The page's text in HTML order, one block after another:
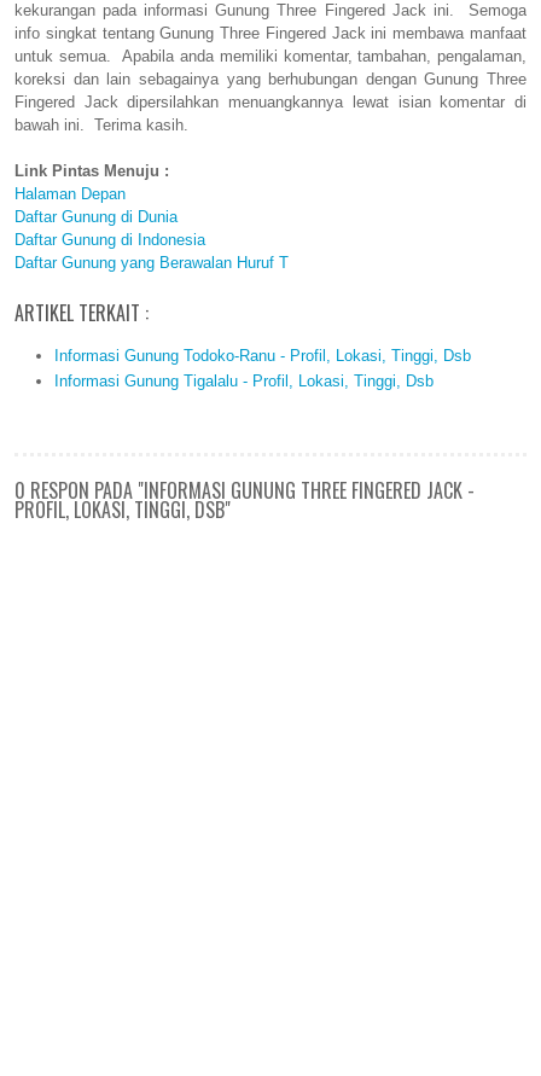
kekurangan pada informasi Gunung Three Fingered Jack ini. Semoga
info singkat tentang Gunung Three Fingered Jack ini membawa manfaat
untuk semua. Apabila anda memiliki komentar, tambahan, pengalaman,
koreksi dan lain sebagainya yang berhubungan dengan Gunung Three
Fingered Jack dipersilahkan menuangkannya lewat isian komentar di
bawah ini. Terima kasih.
Link Pintas Menuju :
Halaman Depan
Daftar Gunung di Dunia
Daftar Gunung di Indonesia
Daftar Gunung yang Berawalan Huruf T
ARTIKEL TERKAIT :
Informasi Gunung Todoko-Ranu - Profil, Lokasi, Tinggi, Dsb
Informasi Gunung Tigalalu - Profil, Lokasi, Tinggi, Dsb
0 RESPON PADA "INFORMASI GUNUNG THREE FINGERED JACK -
PROFIL, LOKASI, TINGGI, DSB"